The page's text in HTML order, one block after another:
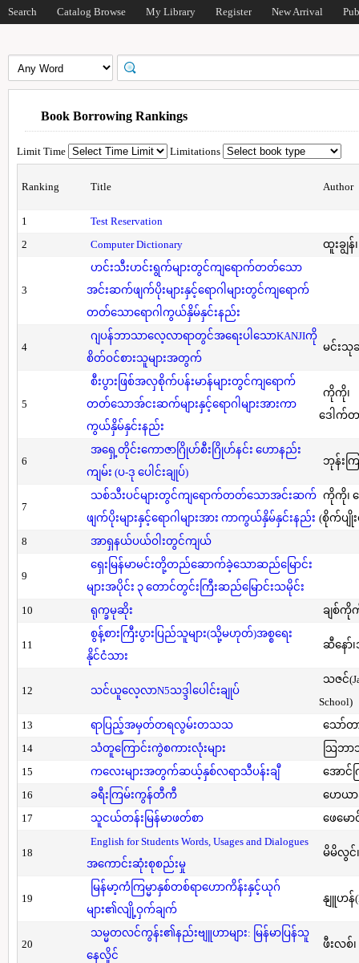
Search Catalog Browse My Library Register New Arrival
Book Borrowing Rankings
Limit Time Limitations
Ranking Title Author
1
Test Reservation
2
Computer Dictionary ထူးချွန်
3
ဟင်းသီးဟင်းရွက်များတွင်ကျရောက်တတ်သော
အင်းဆက်ဖျက်ပိုးများနှင့်ရောဂါများတွင်ကျရောက်
တတ်သောရောဂါကွယ်နှိမ်နှင်းနည်း
4
ဂျပန်ဘာသာလေ့လာရာတွင်အရေးပါသောKANJIကို
စိတ်ဝင်စားသူများအတွက်
မင်းသုခ
5
စီးပွားဖြစ်အလှစိုက်ပန်းမာန်များတွင်ကျရောက်
တတ်သောအ်ငးဆက်များနှင့်ရောဂါများအားကာ
ကွယ်နှိမ်နှင်းနည်း
ကိုကို၊
ဒေါက်တ
6
အရှေ့တိုင်းကောဇာဂြိုဟ်စီးဂြိုဟ်နင်း ဟောနည်း
ကျမ်း (ပ-ဒု ပေါင်းချုပ်)
ဘုန်းက
7
သစ်သီးပင်များတွင်ကျရောက်တတ်သောအင်းဆက်
ဖျက်ပိုးများနှင့်ရောဂါများအား ကာကွယ်နှိမ်နှင်းနည်း
ကိုကို၊
(စိုက်ပျိုး
8
အာရှနယ်ပယ်ဝါးတွင်ကျယ်
9
ရှေးမြန်မာမင်းတို့တည်ဆောက်ခဲ့သောဆည်မြောင်း
များအပိုင်း ၃ တောင်တွင်းကြီးဆည်မြောင်းသမိုင်း
10
ရုက္ခမုဆိုး ချစ်ကို
11
စွန့်စားကြီးပွားပြည်သူများ(သို့မဟုတ်)အစ္စရေး
နိုင်ငံသား
ဆီနော်၊
12 သင်ယူလေ့လာN5သဒ္ဒါပေါင်းချုပ်
သဇင်
School)
13
ရာပြည့်အမှတ်တရလွမ်းတသသ
သော်တ
14
သံတူကြောင်းကွဲစကားလုံးများ
သြဘာ
15
ကလေးများအတွက်ဆယ့်နှစ်လရာသီပန်းချီ
အောင်
16
ခရီးကြမ်းကွန်တီကီ
ဟေယာ
17
သူငယ်တန်းမြန်မာဖတ်စာ ဖေမော
18
English for Students Words, Usages and Dialogues
အကောင်းဆုံးစုစည်းမှု
မိမိလွင်၊
19
မြန်မာ့ကံကြမ္မာနှစ်တစ်ရာဟောကိန်းနှင့်ယုဂ်
များ၏လျို့ဝှက်ချက်
နျူဟန်
20
သမ္မတလင်ကွန်း၏နည်းဗျူဟာများ: မြန်မာပြန်သူ
နေလှိုင်
ဖီးလစ်